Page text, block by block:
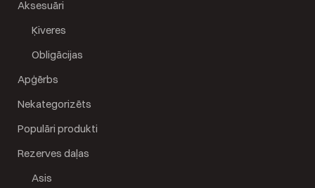
Aksesuāri
Ķiveres
Obligācijas
Apģērbs
Nekategorizēts
Populāri produkti
Rezerves daļas
Asis